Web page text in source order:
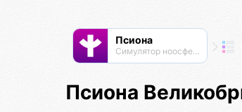
Псиона
Cимулятор ноосферы
Псиона